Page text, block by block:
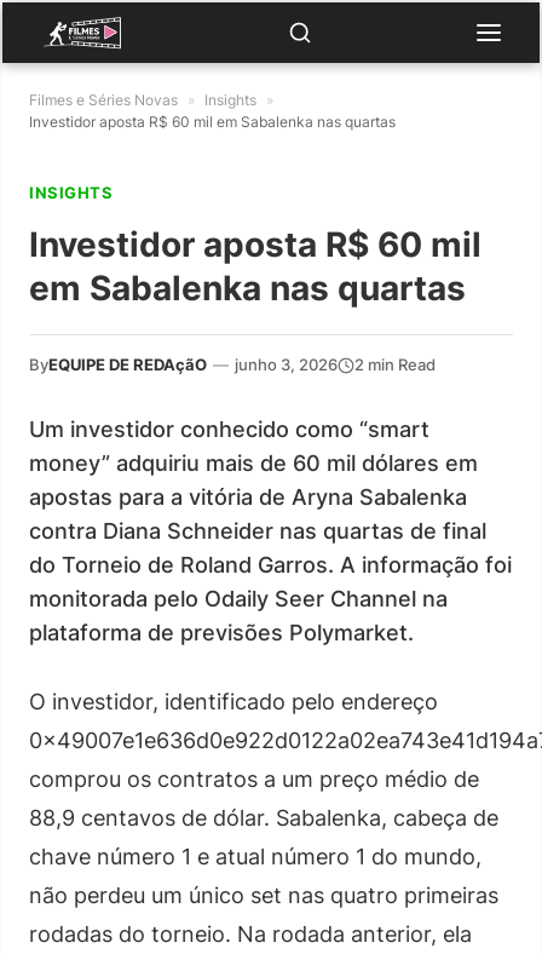
Filmes e Séries Novas » Insights »
Investidor aposta R$ 60 mil em Sabalenka nas quartas
INSIGHTS
Investidor aposta R$ 60 mil
em Sabalenka nas quartas
ByEQUIPE DE REDAçãO — junho 3, 2026 2 min Read
Um investidor conhecido como “smart
money” adquiriu mais de 60 mil dólares em
apostas para a vitória de Aryna Sabalenka
contra Diana Schneider nas quartas de final
do Torneio de Roland Garros. A informação foi
monitorada pelo Odaily Seer Channel na
plataforma de previsões Polymarket.
O investidor, identificado pelo endereço
comprou os contratos a um preço médio de
88,9 centavos de dólar. Sabalenka, cabeça de
chave número 1 e atual número 1 do mundo,
não perdeu um único set nas quatro primeiras
rodadas do torneio. Na rodada anterior, ela